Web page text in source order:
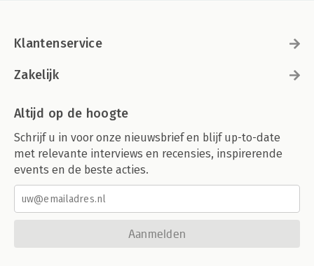
Klantenservice
Zakelijk
Altijd op de hoogte
Schrijf u in voor onze nieuwsbrief en blijf up-to-date
met relevante interviews en recensies, inspirerende
events en de beste acties.
Aanmelden